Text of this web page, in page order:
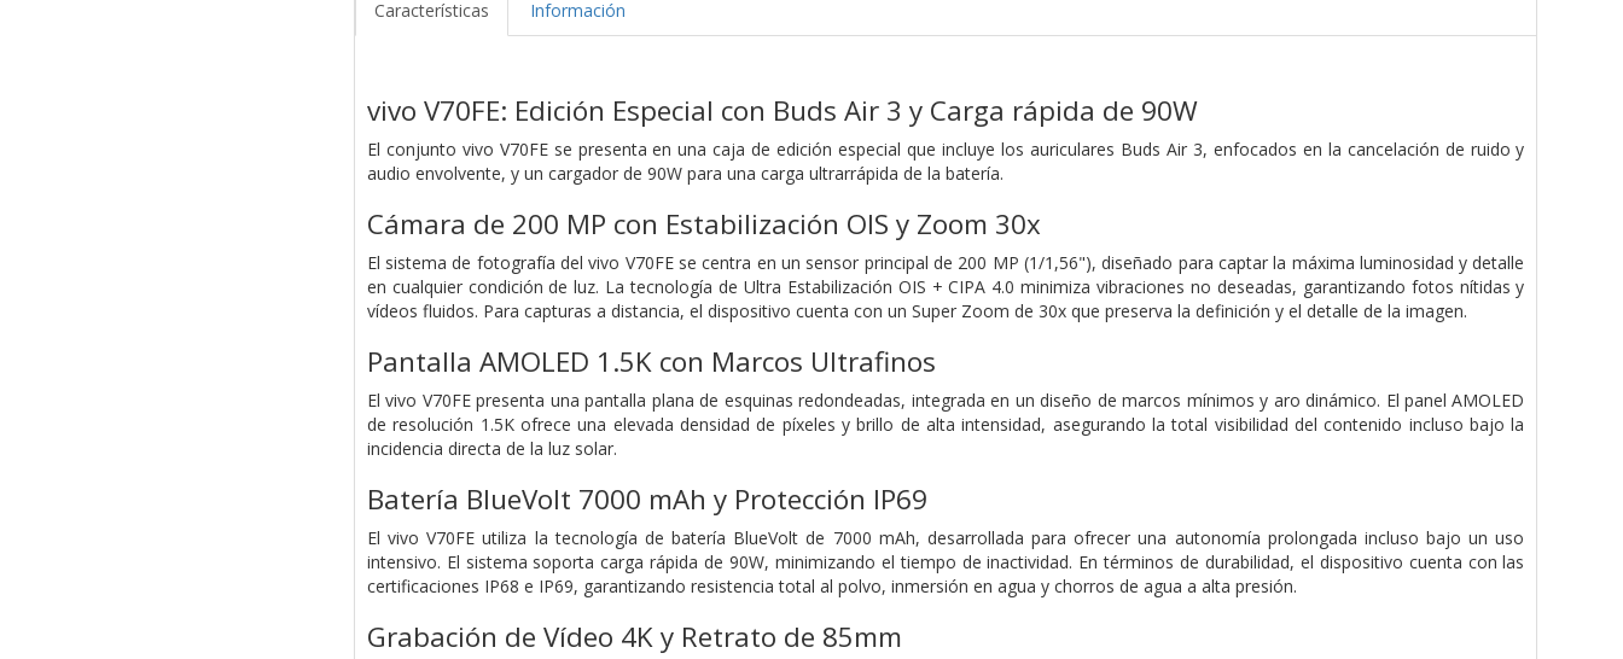
Características Información
vivo V70FE: Edición Especial con Buds Air 3 y Carga rápida de 90W
El conjunto vivo V70FE se presenta en una caja de edición especial que incluye los auriculares Buds Air 3, enfocados en la cancelación de ruido y
audio envolvente, y un cargador de 90W para una carga ultrarrápida de la batería.
Cámara de 200 MP con Estabilización OIS y Zoom 30x
El sistema de fotografía del vivo V70FE se centra en un sensor principal de 200 MP (1/1,56"), diseñado para captar la máxima luminosidad y detalle
en cualquier condición de luz. La tecnología de Ultra Estabilización OIS + CIPA 4.0 minimiza vibraciones no deseadas, garantizando fotos nítidas y
vídeos fluidos. Para capturas a distancia, el dispositivo cuenta con un Super Zoom de 30x que preserva la definición y el detalle de la imagen.
Pantalla AMOLED 1.5K con Marcos Ultrafinos
El vivo V70FE presenta una pantalla plana de esquinas redondeadas, integrada en un diseño de marcos mínimos y aro dinámico. El panel AMOLED
de resolución 1.5K ofrece una elevada densidad de píxeles y brillo de alta intensidad, asegurando la total visibilidad del contenido incluso bajo la
incidencia directa de la luz solar.
Batería BlueVolt 7000 mAh y Protección IP69
El vivo V70FE utiliza la tecnología de batería BlueVolt de 7000 mAh, desarrollada para ofrecer una autonomía prolongada incluso bajo un uso
intensivo. El sistema soporta carga rápida de 90W, minimizando el tiempo de inactividad. En términos de durabilidad, el dispositivo cuenta con las
certificaciones IP68 e IP69, garantizando resistencia total al polvo, inmersión en agua y chorros de agua a alta presión.
Grabación de Vídeo 4K y Retrato de 85mm